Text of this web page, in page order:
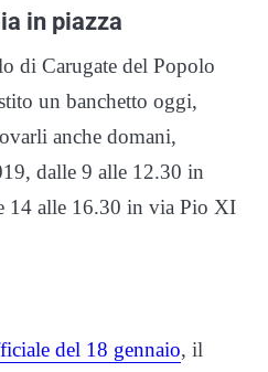
in piazza
di Carugate del Popolo
un banchetto oggi,
anche domani,
dalle 9 alle 12.30 in
14 alle 16.30 in via Pio XI
del 18 gennaio, il